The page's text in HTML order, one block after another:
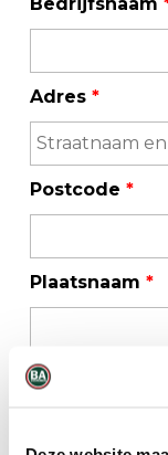
Adres *
Postcode *
Plaatsnaam *